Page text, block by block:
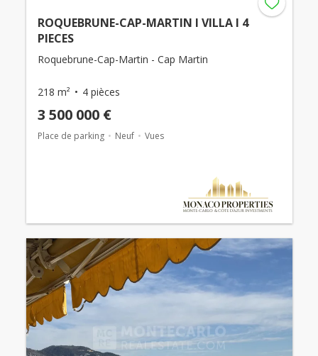
ROQUEBRUNE-CAP-MARTIN I VILLA I 4
PIECES
Roquebrune-Cap-Martin - Cap Martin
218 m² 4 pièces
3 500 000 €
Place de parking Neuf Vues